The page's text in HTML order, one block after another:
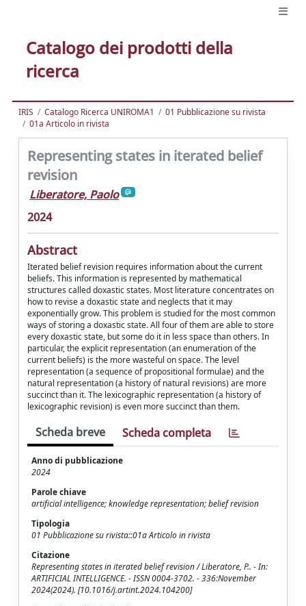
Catalogo dei prodotti della
ricerca
IRIS Catalogo Ricerca UNIROMA1
01 Pubblicazione su rivista
01a Articolo in rivista
Representing states in iterated belief
revision
Liberatore, Paolo
2024
Abstract
Iterated belief revision requires information about the current
beliefs. This information is represented by mathematical
structures called doxastic states. Most literature concentrates on
how to revise a doxastic state and neglects that it may
exponentially grow. This problem is studied for the most common
ways of storing a doxastic state. All four of them are able to store
every doxastic state, but some do it in less space than others. In
particular, the explicit representation (an enumeration of the
current beliefs) is the more wasteful on space. The level
representation (a sequence of propositional formulae) and the
natural representation (a history of natural revisions) are more
succinct than it. The lexicographic representation (a history of
lexicographic revision) is even more succinct than them.
Scheda breve Scheda completa
Anno di pubblicazione
2024
Parole chiave
artificial intelligence; knowledge representation; belief revision
Tipologia
01 Pubblicazione su rivista::01a Articolo in rivista
Citazione
Representing states in iterated belief revision / Liberatore, P.. - In:
ARTIFICIAL INTELLIGENCE. - ISSN 0004-3702. - 336:November
2024(2024). [10.1016/j.artint.2024.104200]